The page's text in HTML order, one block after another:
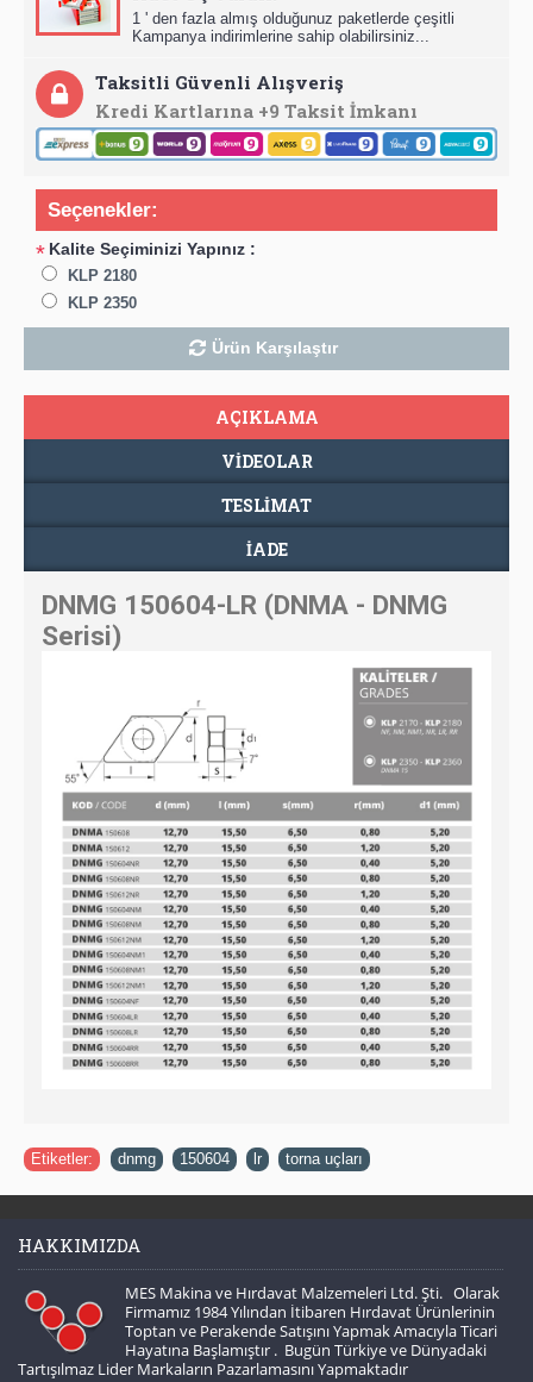
1 ' den fazla almış olduğunuz paketlerde çeşitli
Kampanya indirimlerine sahip olabilirsiniz...
Taksitli Güvenli Alışveriş
Kredi Kartlarına +9 Taksit İmkanı
Seçenekler:
* Kalite Seçiminizi Yapınız :
KLP 2180
KLP 2350
Ürün Karşılaştır
AÇIKLAMA
VIDEOLAR
TESLIMAT
İADE
DNMG 150604-LR (DNMA - DNMG
Serisi)
Etiketler: dnmg 150604 lr torna uçları
HAKKIMIZDA
MES Makina ve Hırdavat Malzemeleri Ltd. Şti. Olarak
Firmamız 1984 Yılından İtibaren Hırdavat Ürünlerinin
Toptan ve Perakende Satışını Yapmak Amacıyla Ticari
Hayatına Başlamıştır . Bugün Türkiye ve Dünyadaki
Tartışılmaz Lider Markaların Pazarlamasını Yapmaktadır